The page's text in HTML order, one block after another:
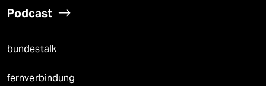
Podcast
bundestalk
fernverbindung